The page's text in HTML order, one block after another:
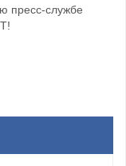
пресс-службе